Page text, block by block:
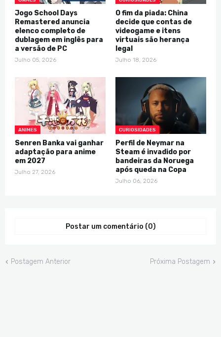
Jogo School Days
Remastered anuncia
elenco completo de
dublagem em inglês para
a versão de PC
Julho 05, 2026
O fim da piada: China
decide que contas de
videogame e itens
virtuais são herança
legal
Julho 18, 2026
ANIMES
Senren Banka vai ganhar
adaptação para anime
em 2027
Julho 27, 2026
CURIOSIDADES
Perfil de Neymar na
Steam é invadido por
bandeiras da Noruega
após queda na Copa
Julho 06, 2026
Postar um comentário (0)
Postagem Anterior Próxima Postagem